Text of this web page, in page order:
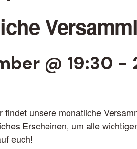
@ 19:30 -
findet unsere monatliche
Erscheinen, um alle
euch!